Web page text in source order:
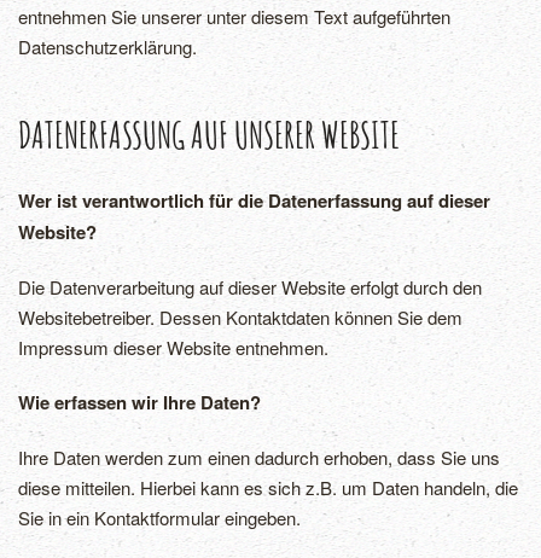
entnehmen Sie unserer unter diesem Text aufgeführten
Datenschutzerklärung.
DATENERFASSUNG AUF UNSERER WEBSITE
Wer ist verantwortlich für die Datenerfassung auf dieser
Website?
Die Datenverarbeitung auf dieser Website erfolgt durch den
Websitebetreiber. Dessen Kontaktdaten können Sie dem
Impressum dieser Website entnehmen.
Wie erfassen wir Ihre Daten?
Ihre Daten werden zum einen dadurch erhoben, dass Sie uns
diese mitteilen. Hierbei kann es sich z.B. um Daten handeln, die
Sie in ein Kontaktformular eingeben.